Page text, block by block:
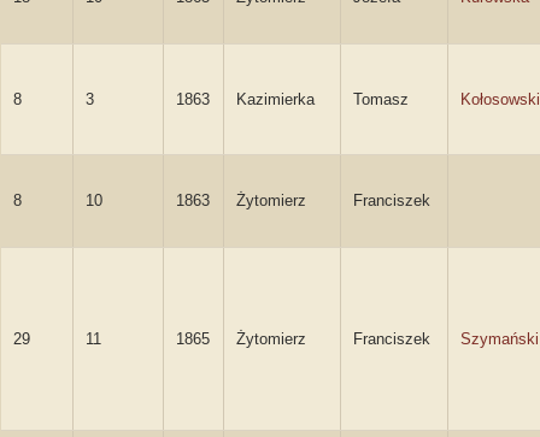
8 3 1863 Kazimierka Tomasz Kołosowski
8 10 1863 Żytomierz Franciszek
29 11 1865 Żytomierz Franciszek Szymański